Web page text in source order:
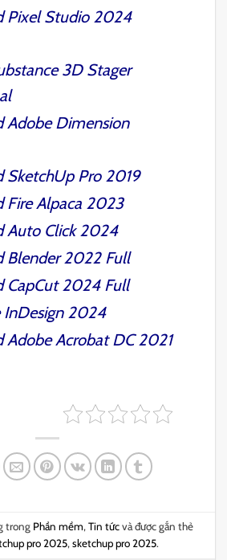
Pixel Studio 2024
3D Stager
Adobe Dimension
SketchUp Pro 2019
Fire Alpaca 2023
Auto Click 2024
Blender 2022Full
CapCut 2024Full
InDesign 2024
Adobe Acrobat DC 2021
trong Phần mềm, Tin tứcvà được gắn thẻ
pro 2025, sketchup pro 2025.